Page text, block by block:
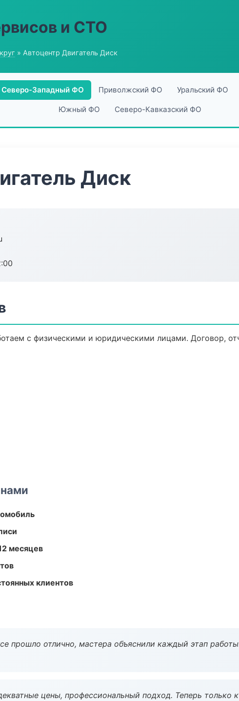
и СТО
» Автоцентр Двигатель Диск
Северо-Западный ФО Приволжский ФО Уральский ФО
Южный ФО Северо-Кавказский ФО
Диск
с физическими и юридическими лицами. Договор,
месяцев
клиентов
прошло отлично, мастера объяснили каждый этап
цены, профессиональный подход. Теперь только